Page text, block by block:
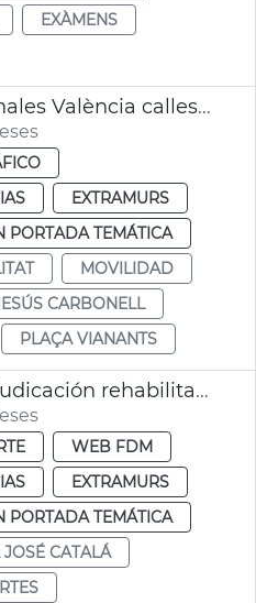
EXÀMENS
Nueva zona peatonales València calles Sant Francesc de Borja y Alzira
EXTRAMURS
PORTADA TEMÁTICA
MOVILIDAD
CARBONELL
PLAÇA VIANANTS
Catalá anuncio adjudicación rehabilitación complejo deportivo Abastos
WEB FDM
EXTRAMURS
PORTADA TEMÁTICA
CATALÁ